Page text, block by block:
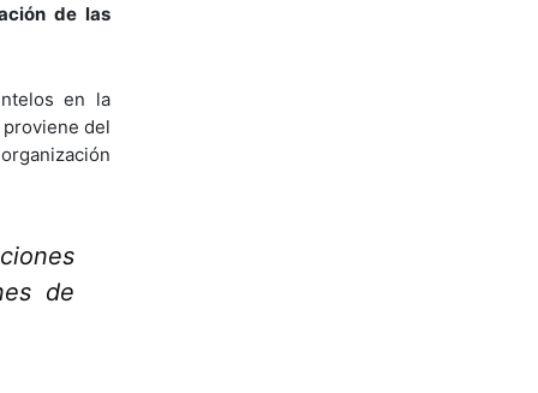
de las
en la
del
de